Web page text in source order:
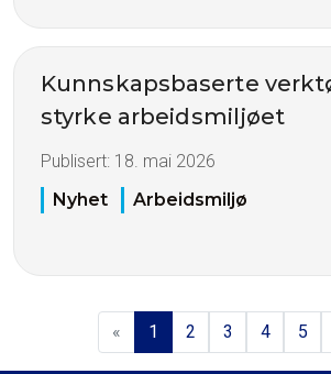
Kunnskapsbaserte
styrke arbeidsmiljøet
Publisert: 18. mai 2026
Nyhet
Arbeidsmiljø
« 1 2 3 4 5